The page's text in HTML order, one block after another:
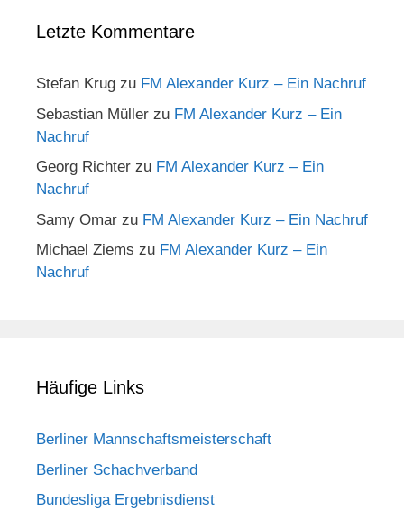
Letzte Kommentare
Stefan Krug zu FM Alexander Kurz – Ein Nachruf
Sebastian Müller zu FM Alexander Kurz – Ein
Nachruf
Georg Richter zu FM Alexander Kurz – Ein
Nachruf
Samy Omar zu FM Alexander Kurz – Ein Nachruf
Michael Ziems zu FM Alexander Kurz – Ein
Nachruf
Häufige Links
Berliner Mannschaftsmeisterschaft
Berliner Schachverband
Bundesliga Ergebnisdienst